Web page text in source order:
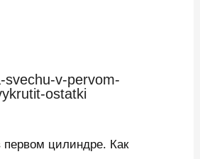
svechu-v-pervom-
ostatki
цилиндре. Как